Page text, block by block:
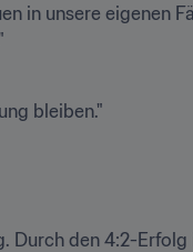
in unsere eigenen
Durch den 4:2-